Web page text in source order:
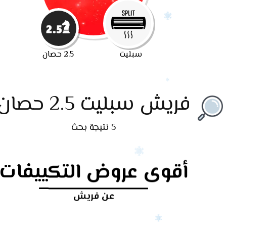
2.5 حصان سبليت
فريش سبليت 2.5 حصان
5 نتيجة بحث
أقوى عروض التكييفات
عن فريش